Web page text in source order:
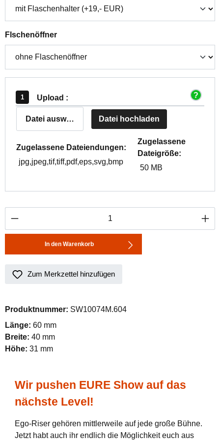
Flschenöffnerauswählen
Upload :
Datei auswählen Datei hochladen
Zugelassene Dateiendungen:
jpg,jpeg,tif,tiff,pdf,eps,svg,bmp
Zugelassene
Dateigröße:
50 MB
Produkt Anzahl: Gib den gewünschten
In den Warenkorb
Zum Merkzettel hinzufügen
Produktnummer: SW10074M.604
Länge: 60 mm
Breite: 40 mm
Höhe: 31 mm
Wir pushen EURE Show auf das
nächste Level!
Ego-Riser gehören mittlerweile auf jede große Bühne.
Jetzt habt auch ihr endlich die Möglichkeit euch aus